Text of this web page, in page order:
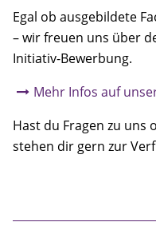
Egal ob ausgebildete
– wir freuen uns über
Initiativ-Bewerbung.
Mehr Infos auf
Hast du Fragen zu uns
stehen dir gern zur